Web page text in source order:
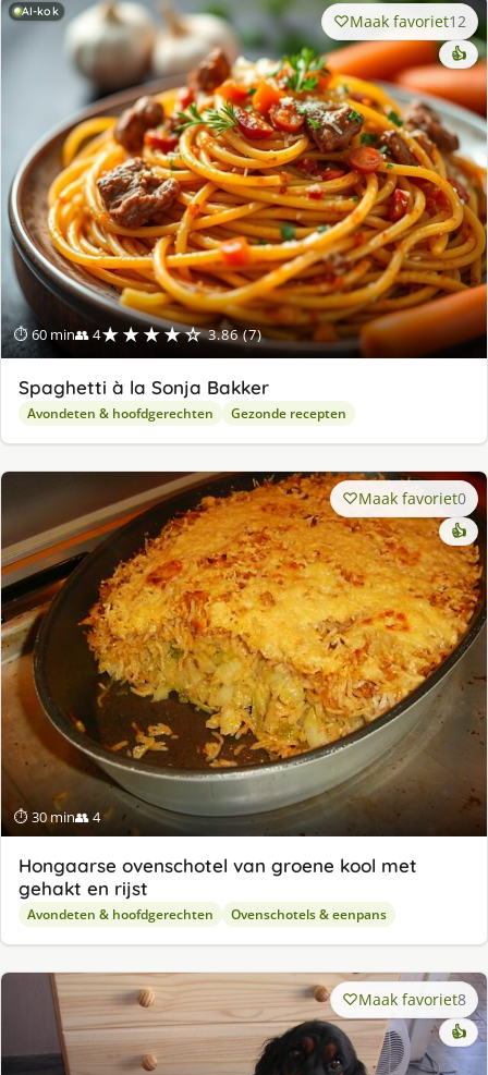
AI-kok
⏱ 60 min👥 4★★★★☆ 3.86 (7)
Maak favoriet12
👍
Spaghetti à la Sonja Bakker
Avondeten & hoofdgerechten Gezonde recepten
⏱ 30 min👥 4
Maak favoriet0
👍
Hongaarse ovenschotel van groene kool met
gehakt en rijst
Avondeten & hoofdgerechten Ovenschotels & eenpans
Maak favoriet8
👍